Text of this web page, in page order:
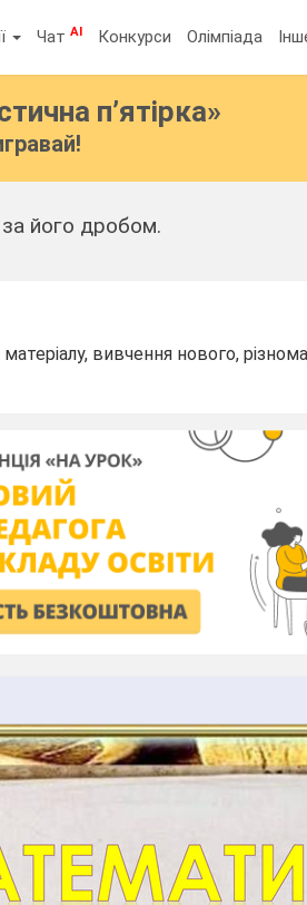
ЧатAI Конкурси Олімпіада
п’ятірка»
його дробом.
вивчення нового,